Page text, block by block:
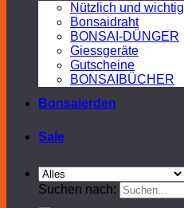
Nützlich und wichtig
Bonsaidraht
BONSAI-DÜNGER
Giessgeräte
Gutscheine
BONSAIBÜCHER
Bonsaierden
Sale
Suchen nach: